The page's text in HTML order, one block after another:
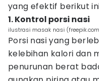
yang efektif berikut
1. Kontrol porsi nasi
ilustrasi masak nasi
Porsi nasi yang
kelebihan kalori dan
penurunan berat